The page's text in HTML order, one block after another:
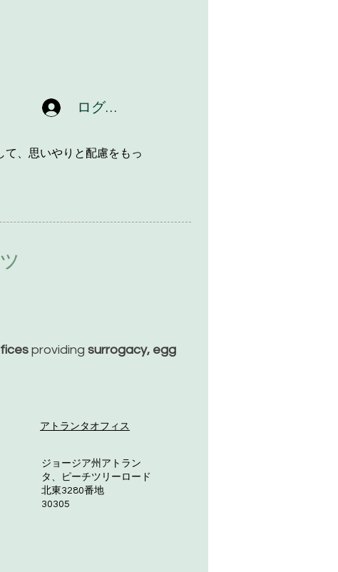
ログイン
て、思いやりと配慮をもっ
providing surrogacy, egg
アトランタオフィス
ジョージア州アトラン
タ、ピーチツリーロード
北東3280番地
30305